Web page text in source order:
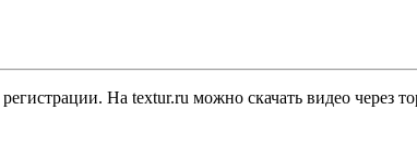
регистрации. На textur.ru можно скачать видео